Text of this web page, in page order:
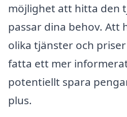
möjlighet att hitta den
passar dina behov. Att
olika tjänster och
fatta ett mer
potentiellt spara
plus.